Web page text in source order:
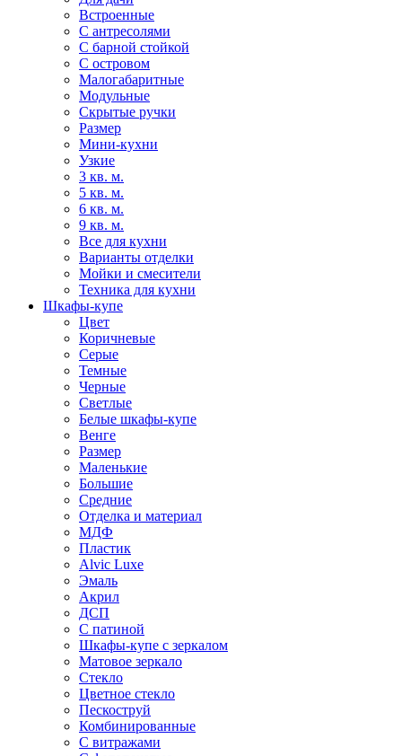
Встроенные
С антресолями
С барной стойкой
С островом
Малогабаритные
Модульные
Скрытые ручки
Размер
Мини-кухни
Узкие
3 кв. м.
5 кв. м.
6 кв. м.
9 кв. м.
Все для кухни
Варианты отделки
Мойки и смесители
Техника для кухни
Шкафы-купе
Цвет
Коричневые
Серые
Темные
Черные
Светлые
Белые шкафы-купе
Венге
Размер
Маленькие
Большие
Средние
Отделка и материал
МДФ
Пластик
Alvic Luxe
Эмаль
Акрил
ДСП
С патиной
Шкафы-купе с зеркалом
Матовое зеркало
Стекло
Цветное стекло
Пескоструй
Комбинированные
С витражами